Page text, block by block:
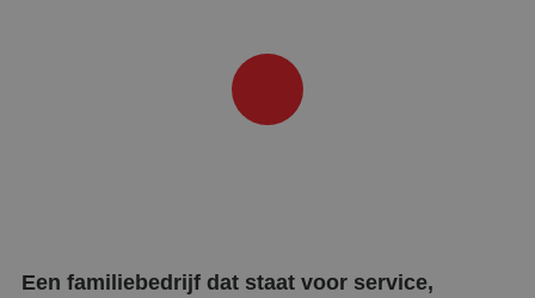
Een familiebedrijf dat staat voor service,